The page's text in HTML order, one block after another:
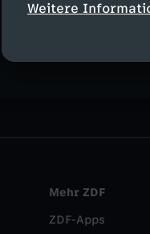
Weitere
Mehr ZDF
ZDF-Apps